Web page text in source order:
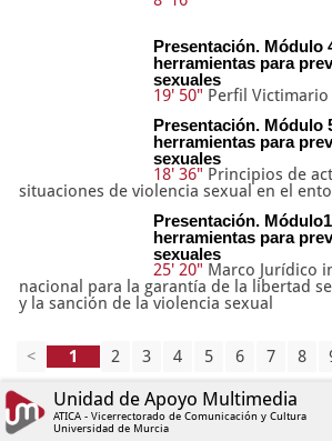
Presentación. Módulo
herramientas para
sexuales
19' 50" Perfil Victimario
Presentación. Módulo
herramientas para
sexuales
18' 36" Principios de
situaciones de violencia sexual en el
Presentación.
herramientas para
sexuales
25' 20" Marco Jurídico
nacional para la garantía de la libertad
y la sanción de la violencia sexual
< 2 3 4 5 6 7 8
Unidad de Apoyo Multimedia
ATICA - Vicerrectorado de Comunicación y Cultura
Universidad de Murcia